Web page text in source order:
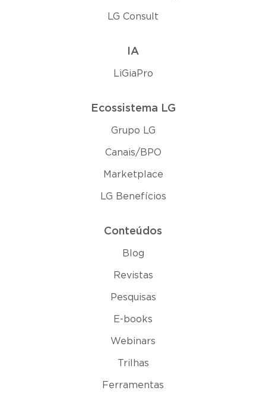
LG Consult
IA
LiGiaPro
Ecossistema LG
Grupo LG
Canais/BPO
Marketplace
LG Benefícios
Conteúdos
Blog
Revistas
Pesquisas
E-books
Webinars
Trilhas
Ferramentas